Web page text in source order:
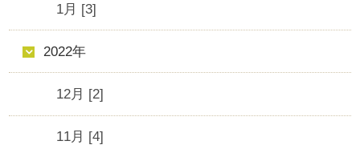
1月 [3]
2022年
12月 [2]
11月 [4]